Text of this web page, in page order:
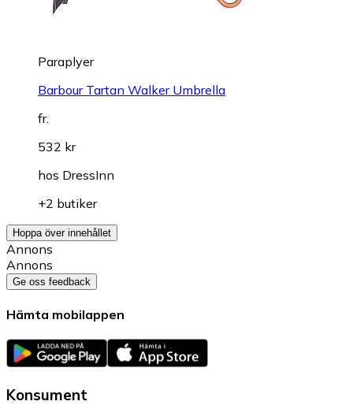
Paraplyer
Barbour Tartan Walker Umbrella
fr.
532 kr
hos DressInn
+2 butiker
Hoppa över innehållet
Annons
Annons
Ge oss feedback
Hämta mobilappen
Konsument